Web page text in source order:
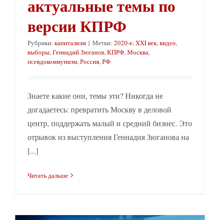
актуальные темы по
версии КПРФ
Рубрики: капитализм | Метки: 2020-е,XXI век,видео,
выборы,Геннадий Зюганов,КПРФ,Москва,
псевдокоммунизм,Россия,РФ
Знаете какие они, темы эти? Никогда не
догадаетесь: превратить Москву в деловой
центр, поддержать малый и средний бизнес. Это
отрывок из выступления Геннадия Зюганова на
[...]
Читать дальше